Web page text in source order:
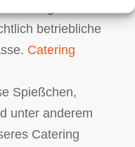
betriebliche
Catering
Spießchen,
unter anderem
Catering